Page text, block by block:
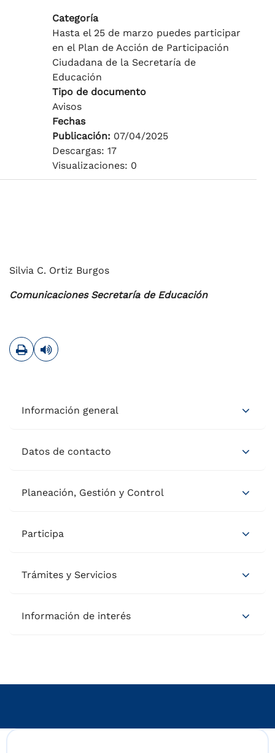
Categoría
Hasta el 25 de marzo puedes participar
en el Plan de Acción de Participación
Ciudadana de la Secretaría de
Educación
Tipo de documento
Avisos
Fechas
Publicación: 07/04/2025
Descargas: 17
Visualizaciones: 0
Silvia C. Ortiz Burgos
Comunicaciones Secretaría de Educación
ImprimirLeer contenido
Información general
Datos de contacto
Planeación, Gestión y Control
Participa
Trámites y Servicios
Información de interés